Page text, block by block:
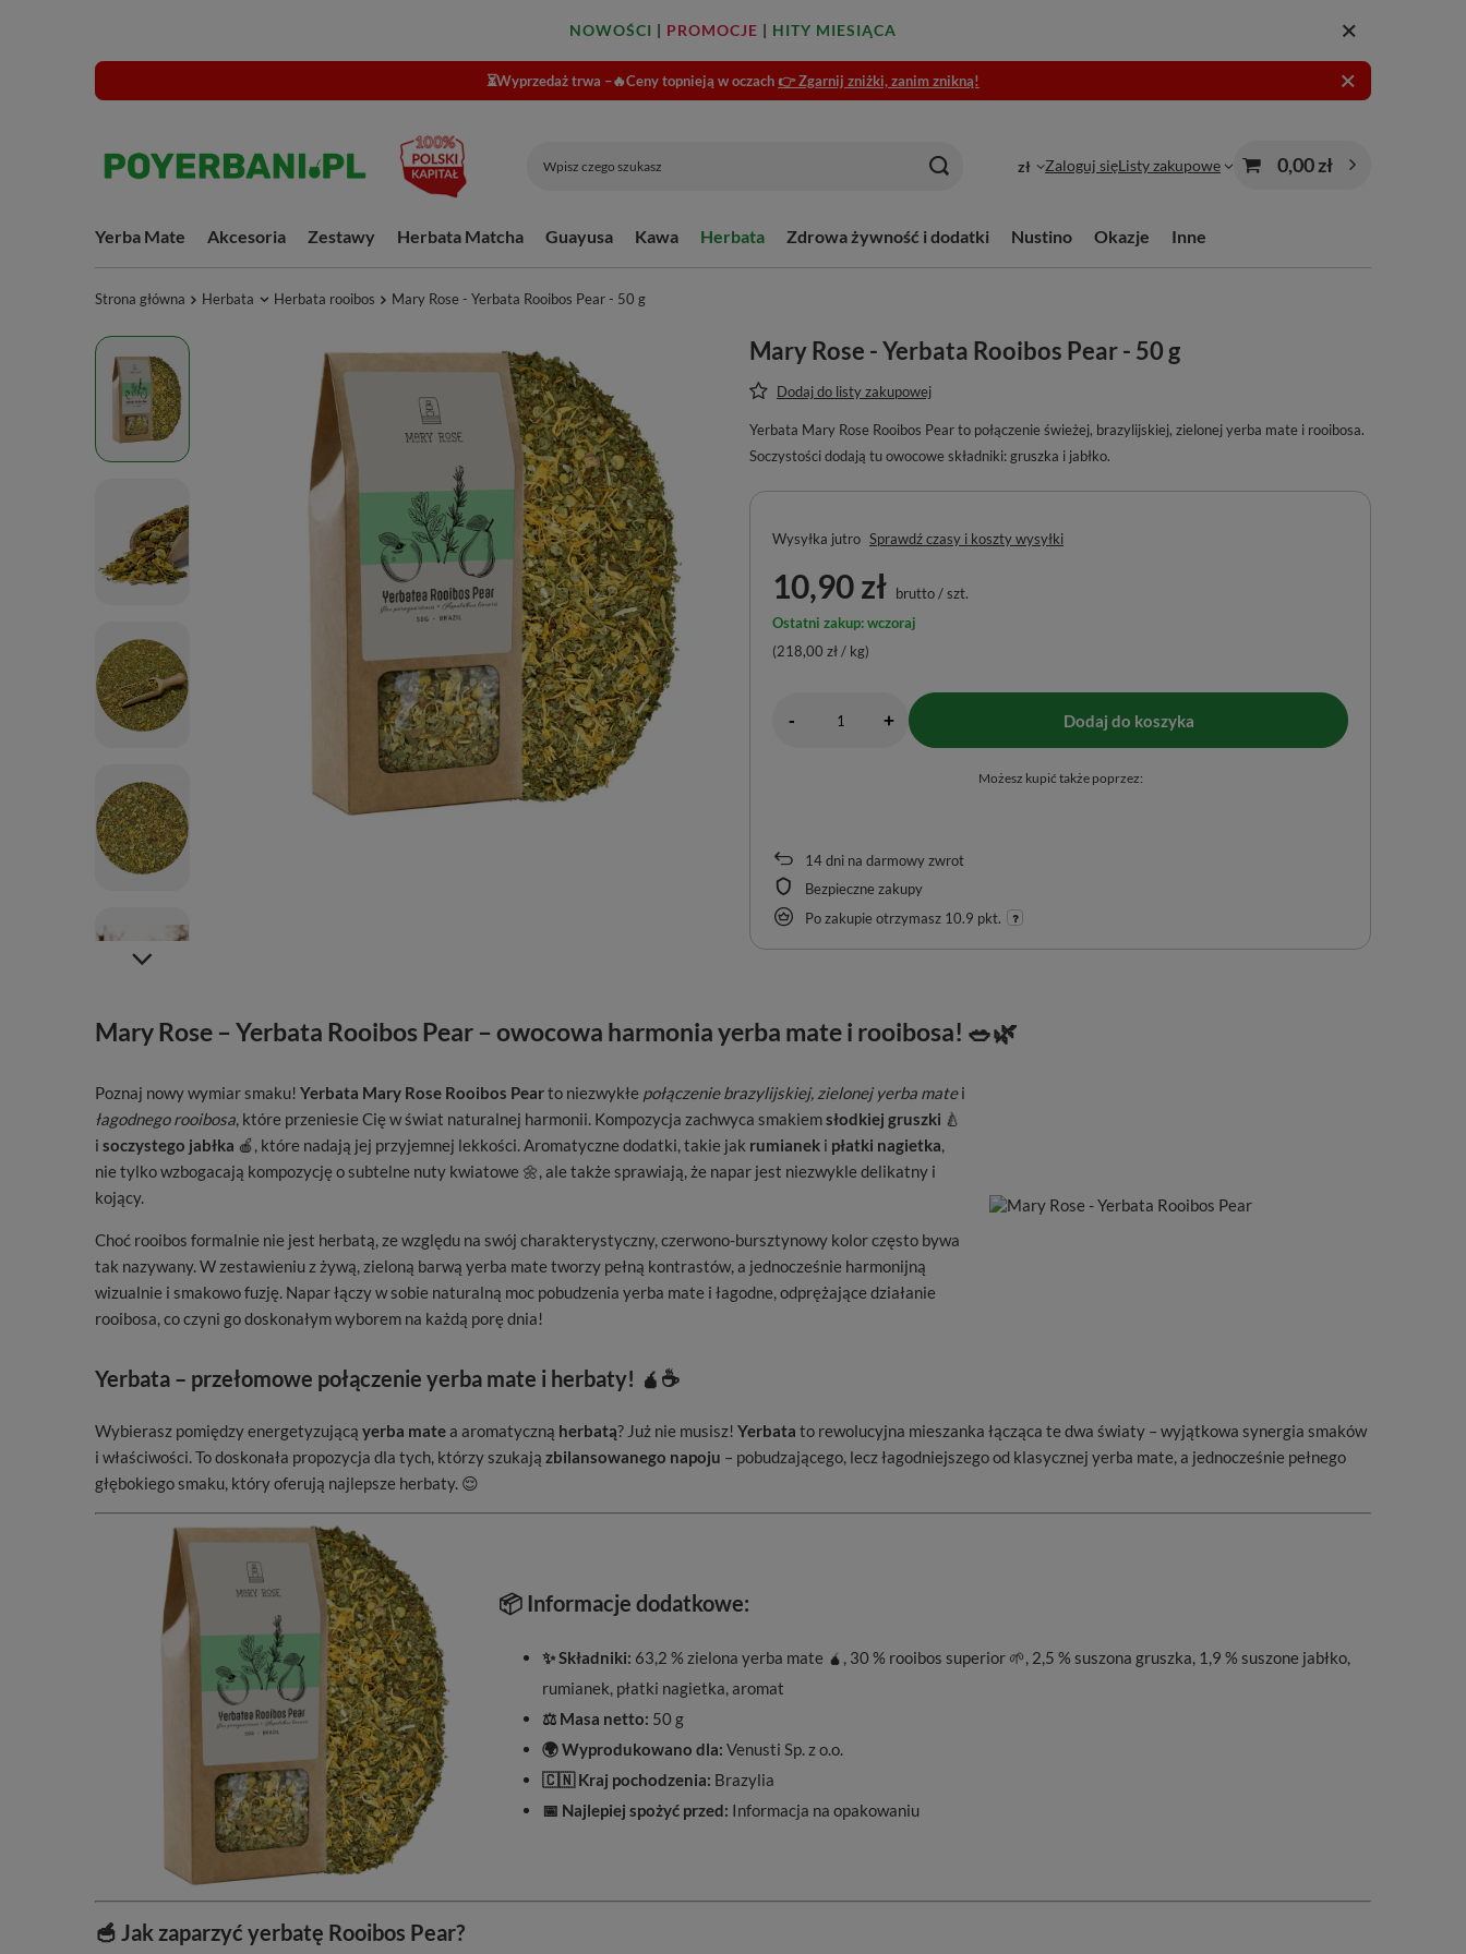
NOWOŚCI | PROMOCJE | HITY MIESIĄCA
⏳Wyprzedaż trwa –🔥Ceny topnieją w oczach 👉 Zgarnij zniżki, zanim znikną!
zł Zaloguj sięListy zakupowe 0,00 zł
Yerba Mate Akcesoria Zestawy Herbata Matcha Guayusa Kawa Herbata Zdrowa żywność i dodatki Nustino Okazje Inne
Strona główna Herbata Herbata rooibos Mary Rose - Yerbata Rooibos Pear - 50 g
Mary Rose - Yerbata Rooibos Pear - 50 g
Dodaj do listy zakupowej
Yerbata Mary Rose Rooibos Pear to połączenie świeżej, brazylijskiej, zielonej yerba mate i rooibosa.
Soczystości dodają tu owocowe składniki: gruszka i jabłko.
14dni na darmowy zwrot
Bezpieczne zakupy
Po zakupie otrzymasz 10.9 pkt.
Wysyłka jutro Sprawdź czasy i koszty wysyłki
10,90 zł brutto/szt.
Ostatni zakup: wczoraj
(218,00 zł / kg)
- + Dodaj do koszyka
Możesz kupić także poprzez:
Mary Rose – Yerbata Rooibos Pear – owocowa harmonia yerba mate i rooibosa! 🥗🌿
Poznaj nowy wymiar smaku! Yerbata Mary Rose Rooibos Pearto niezwykłe połączenie brazylijskiej, zielonej yerba matei
łagodnego rooibosa , które przeniesie Cię w świat naturalnej harmonii. Kompozycja zachwyca smakiemsłodkiej gruszki 🍐
i soczystego jabłka 🍎, które nadają jej przyjemnej lekkości. Aromatyczne dodatki, takie jak rumianek i płatki nagietka
nie tylko wzbogacają kompozycję o subtelne nuty kwiatowe 🌼, ale także sprawiają, że napar jest niezwykle delikatny i
kojący.
Choć rooibos formalnie nie jest herbatą, ze względu na swój charakterystyczny, czerwono-bursztynowy kolor często bywa
tak nazywany. W zestawieniu z żywą, zieloną barwą yerba mate tworzy pełną kontrastów, a jednocześnie harmonijną
wizualnie i smakowo fuzję. Napar łączy w sobie naturalną moc pobudzenia yerba mate i łagodne, odprężające działanie
rooibosa, co czyni go doskonałym wyborem na każdą porę dnia!
Yerbata – przełomowe połączenie yerba mate i herbaty! 🧉☕
Wybierasz pomiędzy energetyzującą yerba matea aromatyczną herbatą? Już nie musisz! Yerbata to rewolucyjna mieszanka łącząca te dwa światy – wyjątkowa synergia smaków
i właściwości. To doskonała propozycja dla tych, którzy szukają zbilansowanego napoju – pobudzającego, lecz łagodniejszego od klasycznej yerba mate, a jednocześnie pełnego
głębokiego smaku, który oferują najlepsze herbaty. 😌
📦 Informacje dodatkowe:
✨ Składniki: 63,2 % zielona yerba mate 🧉, 30 % rooibos superior 🌱, 2,5 % suszona gruszka, 1,9 % suszone jabłko,
rumianek, płatki nagietka, aromat
⚖️ Masa netto: 50 g
🌍 Wyprodukowano dla: Venusti Sp. z o.o.
🇨🇳 Kraj pochodzenia: Brazylia
📅 Najlepiej spożyć przed: Informacja na opakowaniu
🥣 Jak zaparzyć yerbatę Rooibos Pear?